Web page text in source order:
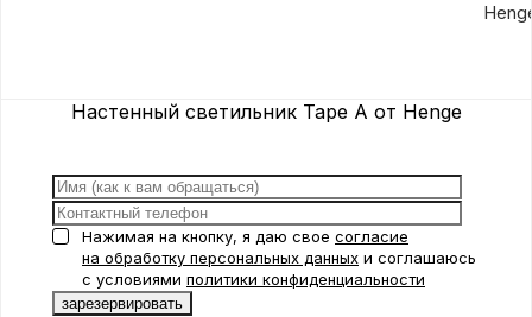
Настенный светильник Tape A от Henge
Нажимая на кнопку, я даю свое согласие
на обработку персональных данных и соглашаюсь
с условиями политики конфиденциальности